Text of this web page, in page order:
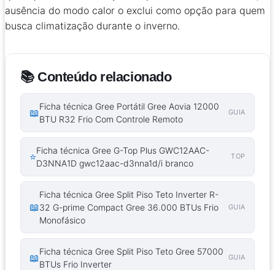
ausência do modo calor o exclui como opção para quem
busca climatização durante o inverno.
📚 Conteúdo relacionado
📖
Ficha técnica Gree Portátil Gree Aovia 12000
BTU R32 Frio Com Controle Remoto
GUIA
⭐
Ficha técnica Gree G-Top Plus GWC12AAC-
D3NNA1D gwc12aac-d3nna1d/i branco
TOP
📖
Ficha técnica Gree Split Piso Teto Inverter R-
32 G-prime Compact Gree 36.000 BTUs Frio
Monofásico
GUIA
📖
Ficha técnica Gree Split Piso Teto Gree 57000
BTUs Frio Inverter
GUIA